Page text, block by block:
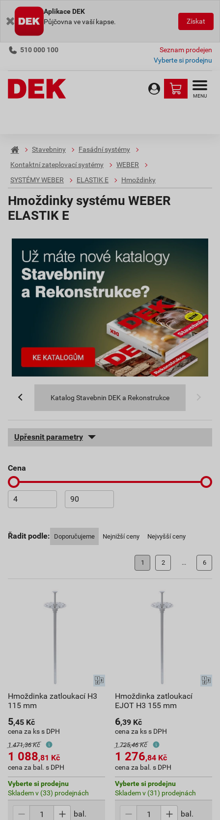
Aplikace DEK
Půjčovna ve vaší kapse.
Získat
510 000 100
Seznam prodejen
Vyberte si prodejnu
MENU
Stavebniny
Fasádní systémy
Kontaktní zateplovací systémy
WEBER
SYSTÉMY WEBER
ELASTIK E Hmoždinky
Hmoždinky systému WEBER
ELASTIK E
Katalog Stavebnin DEK a Rekonstrukce
Upřesnit parametry
cena
Řadit podle: Doporučujeme Nejnižší ceny Nejvyšší ceny
1 2 ... 6
Hmoždinka zatloukací H3
115 mm
5,45 Kč
cena za ks s DPH
1 471,36 Kč
1 088,81 Kč
cena za bal. s DPH
Vyberte si prodejnu
Skladem v (33) prodejnách
bal.
Hmoždinka zatloukací
EJOT H3 155 mm
6,39 Kč
cena za ks s DPH
1 725,46 Kč
1 276,84 Kč
cena za bal. s DPH
Vyberte si prodejnu
Skladem v (31) prodejnách
bal.